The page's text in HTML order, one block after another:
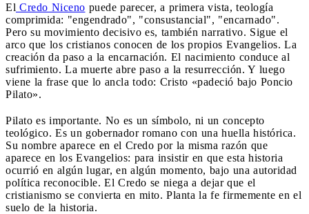
El Credo Niceno puede parecer, a primera vista, teología
comprimida: "engendrado", "consustancial", "encarnado".
Pero su movimiento decisivo es, también narrativo. Sigue el
arco que los cristianos conocen de los propios Evangelios. La
creación da paso a la encarnación. El nacimiento conduce al
sufrimiento. La muerte abre paso a la resurrección. Y luego
viene la frase que lo ancla todo: Cristo «padeció bajo Poncio
Pilato».
Pilato es importante. No es un símbolo, ni un concepto
teológico. Es un gobernador romano con una huella histórica.
Su nombre aparece en el Credo por la misma razón que
aparece en los Evangelios: para insistir en que esta historia
ocurrió en algún lugar, en algún momento, bajo una autoridad
política reconocible. El Credo se niega a dejar que el
cristianismo se convierta en mito. Planta la fe firmemente en el
suelo de la historia.